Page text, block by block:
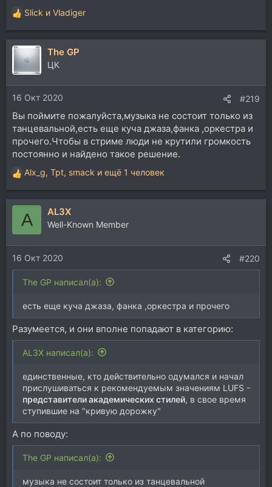
Р
е
а
к
ц
и
и
:
Slick и Vladiger
The GP
ЦК
16 Окт 2020 #219
Вы поймите пожалуйста,музыка не состоит только из
танцевальной,есть еще куча джаза,фанка ,оркестра и
прочего.Чтобы в стриме люди не крутили громкость
постоянно и найдено такое решение.
Р
е
а
и
и
:
Alx_g, Tpt, smack и ещё 1 человек
A AL3X
Well-Known Member
16 Окт 2020 #220
The GP написал(а):
есть еще куча джаза, фанка ,оркестра и прочего
Разумеется, и они вполне попадают в категорию:
AL3X написал(а):
единственные, кто действительно одумался и начал
прислушиваться к рекомендуемым значениям LUFS -
представители академических стилей, в свое время
ступившие на "кривую дорожку"
А по поводу:
The GP написал(а):
музыка не состоит только из танцевальной